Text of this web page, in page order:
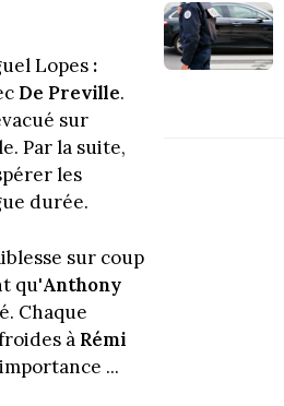
Lopes :
De Preville.
sur
Par la suite,
les
durée.
sur coup
qu'Anthony
Chaque
à Rémi
...